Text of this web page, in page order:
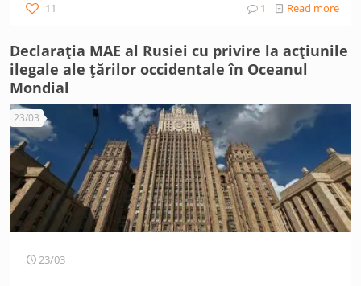
11 1 Read more
Declarația MAE al Rusiei cu privire la acțiunile
ilegale ale țărilor occidentale în Oceanul
Mondial
23/03
23/03